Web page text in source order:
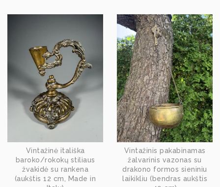
Vintažinė itališka
baroko/rokokų stiliaus
žvakidė su rankena
(aukštis 12 cm, Made in
Vintažinis pakabinamas
žalvarinis vazonas su
drakono formos sieniniu
laikikliu (bendras aukštis